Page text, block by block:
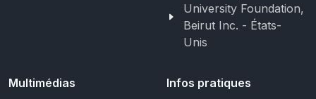
University Foundation,
Beirut Inc. - États-
Unis
Multimédias Infos pratiques